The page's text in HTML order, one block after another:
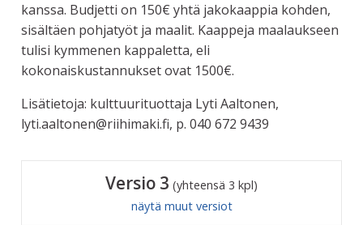
kanssa. Budjetti on 150€ yhtä jakokaappia kohden,
sisältäen pohjatyöt ja maalit. Kaappeja maalaukseen
tulisi kymmenen kappaletta, eli
kokonaiskustannukset ovat 1500€.
Lisätietoja: kulttuurituottaja Lyti Aaltonen,
lyti.aaltonen@riihimaki.fi, p. 040 672 9439
Versio 3 (yhteensä 3 kpl)
näytä muut versiot